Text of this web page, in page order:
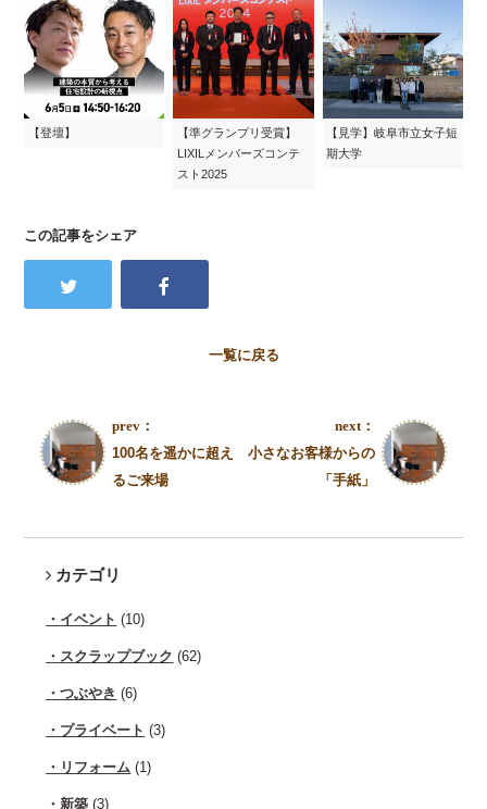
【登壇】
【準グランプリ受賞】
LIXILメンバーズコンテ
スト2025
【見学】岐阜市立女子短
期大学
この記事をシェア
一覧に戻る
prev：
100名を遥かに超え
るご来場
next：
小さなお客様からの
「手紙」
カテゴリ
イベント (10)
スクラップブック (62)
つぶやき (6)
プライベート (3)
リフォーム (1)
新築 (3)